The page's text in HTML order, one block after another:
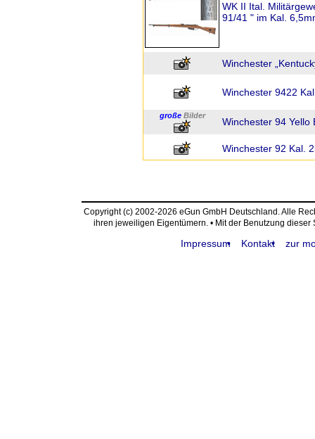
WK II Ital.
91/41 " im Kal.
Winchester
Winchester 9422
große Bilder
Winchester 94 Yello
Winchester 92 Kal.
Copyright (c) 2002-2026 eGun GmbH Deutschland. Alle
ihren jeweiligen Eigentümern. • Mit der Benutzung
Impressum Kontakt zur